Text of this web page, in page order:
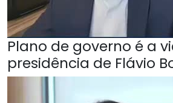
Plano de governo é a
presidência de Flávio